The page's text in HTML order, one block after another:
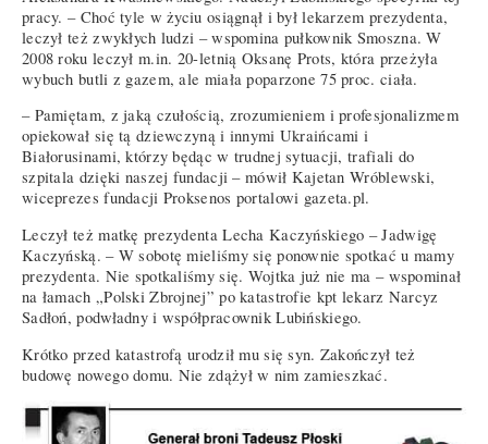
pracy. – Choć tyle w życiu osiągnął i był lekarzem prezydenta,
leczył też zwykłych ludzi – wspomina pułkownik Smoszna. W
2008 roku leczył m.in. 20-letnią Oksanę Prots, która przeżyła
wybuch butli z gazem, ale miała poparzone 75 proc. ciała.
– Pamiętam, z jaką czułością, zrozumieniem i profesjonalizmem
opiekował się tą dziewczyną i innymi Ukraińcami i
Białorusinami, którzy będąc w trudnej sytuacji, trafiali do
szpitala dzięki naszej fundacji – mówił Kajetan Wróblewski,
wiceprezes fundacji Proksenos portalowi gazeta.pl.
Leczył też matkę prezydenta Lecha Kaczyńskiego – Jadwigę
Kaczyńską. – W sobotę mieliśmy się ponownie spotkać u mamy
prezydenta. Nie spotkaliśmy się. Wojtka już nie ma – wspominał
na łamach „Polski Zbrojnej” po katastrofie kpt lekarz Narcyz
Sadłoń, podwładny i współpracownik Lubińskiego.
Krótko przed katastrofą urodził mu się syn. Zakończył też
budowę nowego domu. Nie zdążył w nim zamieszkać.